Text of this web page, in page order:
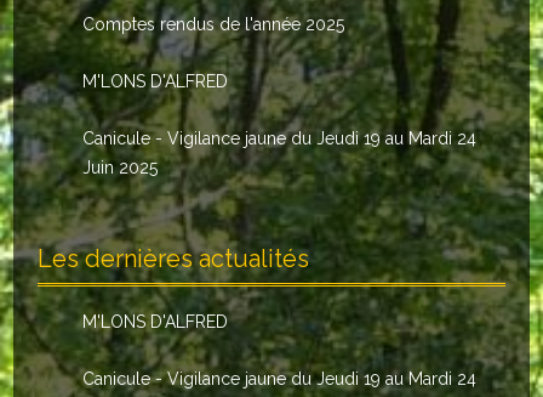
Les élus
Les commissions
Les comptes rendus
Le personnel communal
L'Echo de Nuaillé
Tarifs et locations
Galeries photos
Comptes rendus de l'année 2025
M'LONS D'ALFRED
Canicule - Vigilance jaune du Jeudi 19 au Mardi 24
Juin 2025
Les dernières actualités
M'LONS D'ALFRED
Canicule - Vigilance jaune du Jeudi 19 au Mardi 24